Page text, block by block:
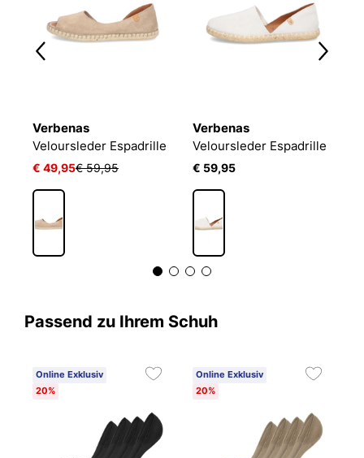
Verbenas
Veloursleder Espadrille
€ 49,95€ 59,95
Verbenas
Veloursleder Espadrille
€ 59,95
Passend zu Ihrem Schuh
Online Exklusiv
20%
Online Exklusiv
20%